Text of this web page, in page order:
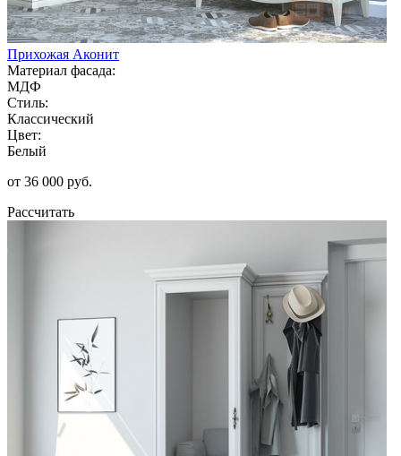
Прихожая Аконит
Материал фасада:
МДФ
Стиль:
Классический
Цвет:
Белый
от 36 000 руб.
Рассчитать